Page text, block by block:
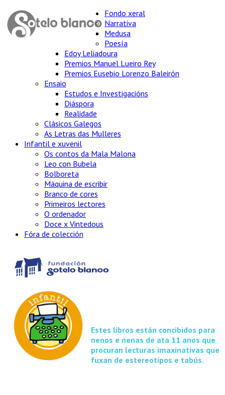
Fondo xeral
Narrativa
Medusa
Poesía
Edoy Leliadoura
Premios Manuel Lueiro Rey
Premios Eusebio Lorenzo Baleirón
Ensaio
Estudos e Investigacións
Diáspora
Realidade
Clásicos Galegos
As Letras das Mulleres
Infantil e xuvenil
Os contos da Mala Malona
Leo con Bubela
Bolboreta
Máquina de escribir
Branco de cores
Primeiros lectores
O ordenador
Doce x Vintedous
Fóra de colección
Estes libros están concibidos para
nenos e nenas de ata 11 anos que
procuran lecturas imaxinativas que
fuxan de estereotipos e tabús.